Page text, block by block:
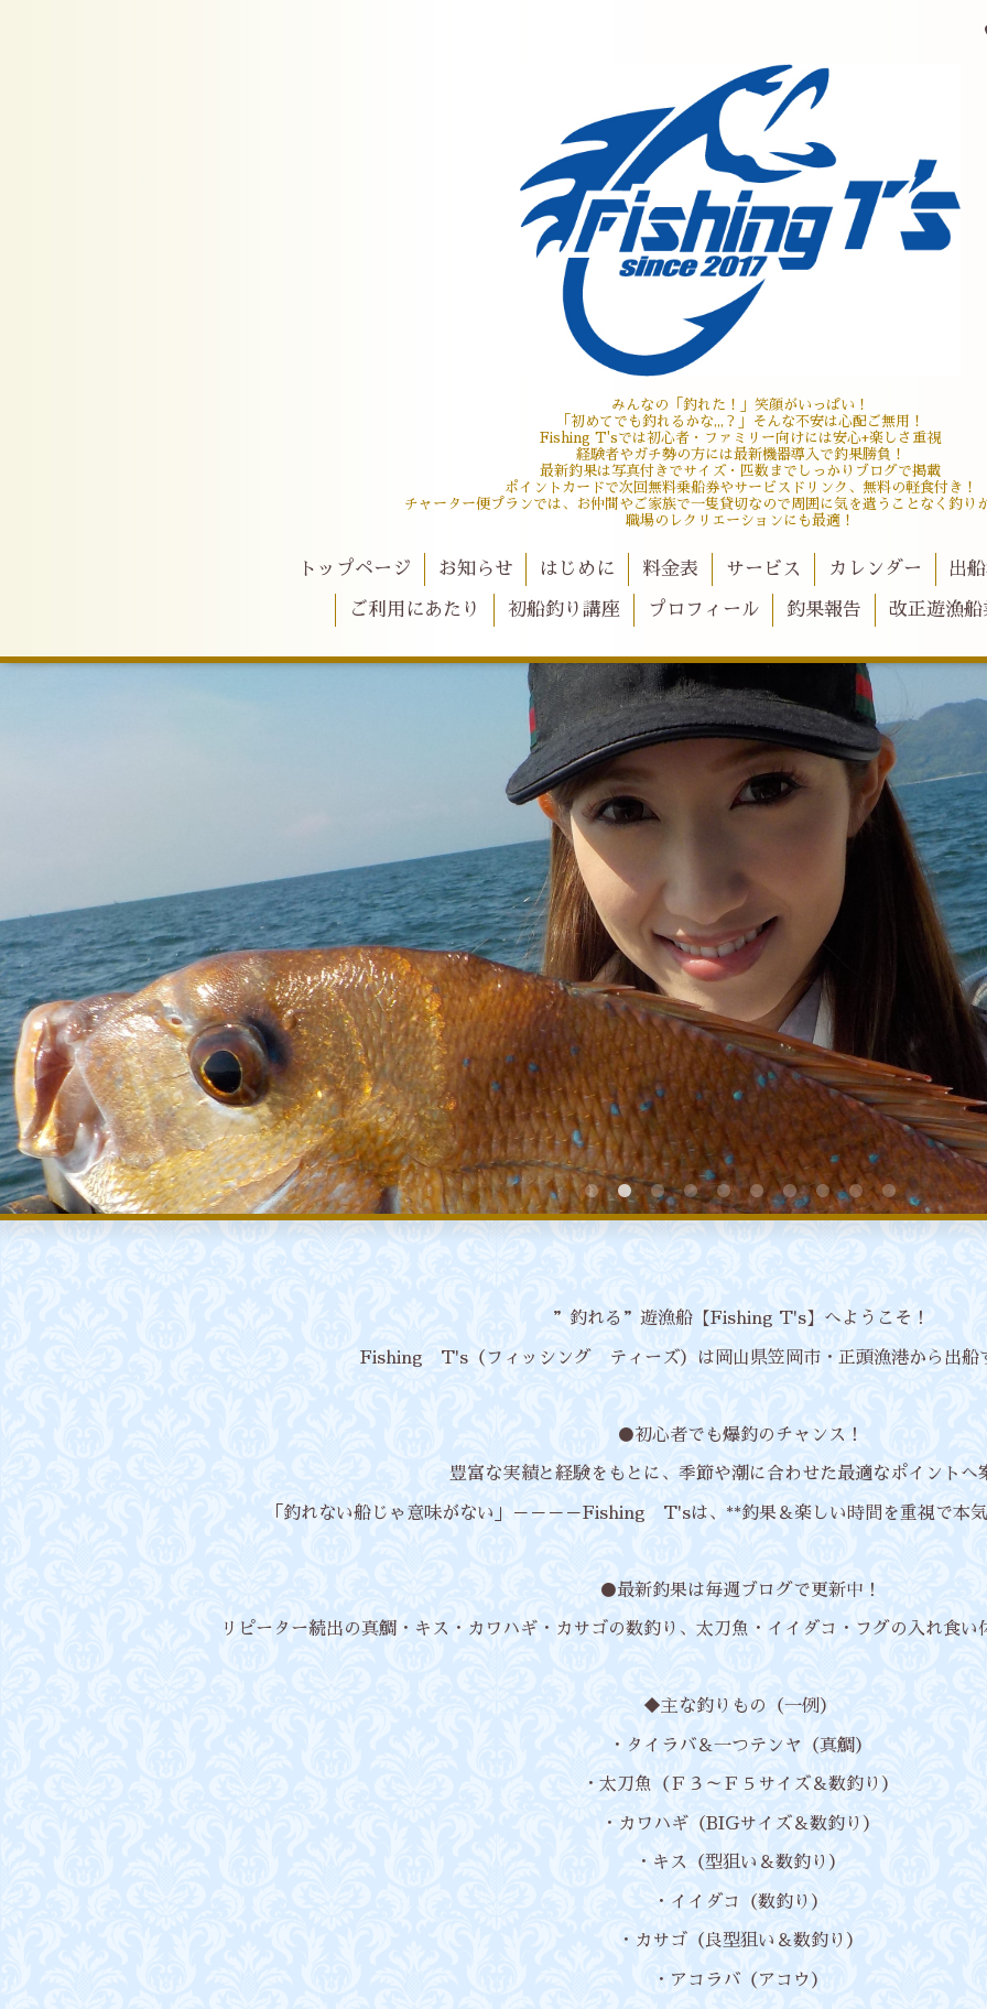
みんなの「釣れた！」笑顔がいっぱい！
「初めてでも釣れるかな,,,？」そんな不安は心配ご無用！
Fishing T'sでは初心者・ファミリー向けには安心+楽しさ重視
経験者やガチ勢の方には最新機器導入で釣果勝負！
最新釣果は写真付きでサイズ・匹数までしっかりブログで掲載
ポイントカードで次回無料乗船券やサービスドリンク、無料の軽食付き！
チャーター便プランでは、お仲間やご家族で一隻貸切なので周囲に気を遣うことなく釣り
職場のレクリエーションにも最適！
トップページ お知らせ はじめに 料金表 サービス カレンダー 出
ご利用にあたり 初船釣り講座 プロフィール 釣果報告 改正遊漁
”釣れる”遊漁船【Fishing T's】へようこそ！
Fishing T's（フィッシング ティーズ）は岡山県笠岡市・正頭漁港から出船
●初心者でも爆釣のチャンス！
豊富な実績と経験をもとに、季節や潮に合わせた最適なポイントへ
「釣れない船じゃ意味がない」－－－－Fishing T'sは、**釣果＆楽しい時間を重視で本
●最新釣果は毎週ブログで更新中！
リピーター続出の真鯛・キス・カワハギ・カサゴの数釣り、太刀魚・イイダコ・フグの入れ食
◆主な釣りもの（一例）
・タイラバ＆一つテンヤ（真鯛）
・太刀魚（Ｆ３～Ｆ５サイズ＆数釣り）
・カワハギ（BIGサイズ＆数釣り）
・キス（型狙い＆数釣り）
・イイダコ（数釣り）
・カサゴ（良型狙い＆数釣り）
・アコラバ（アコウ）